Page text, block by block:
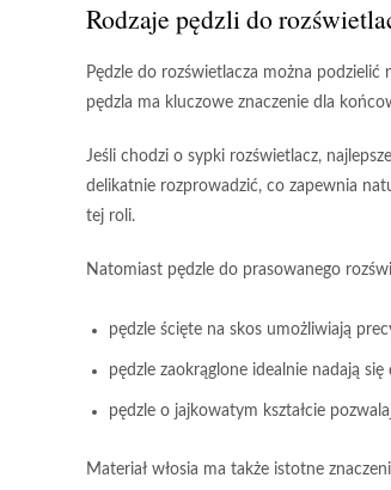
Rodzaje pędzli do
Pędzle do rozświetlacza można podzielić
pędzla ma kluczowe znaczenie dla
Jeśli chodzi o sypki rozświetlacz,
delikatnie rozprowadzić, co zapewnia
tej roli.
Natomiast pędzle do prasowanego
pędzle ścięte na skos umożliwiają
pędzle zaokrąglone idealnie nadają
pędzle o jajkowatym kształcie
Materiał włosia ma także istotne